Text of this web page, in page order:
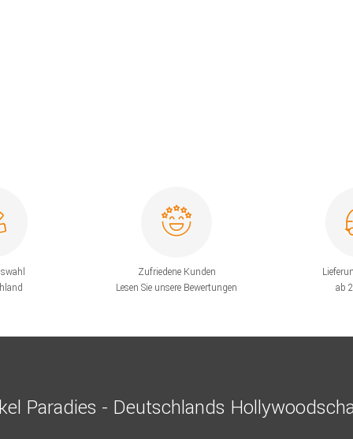
Zufriedene Kunden
Lesen Sie unsere Bewertungen
ab
Paradies - Deutschlands